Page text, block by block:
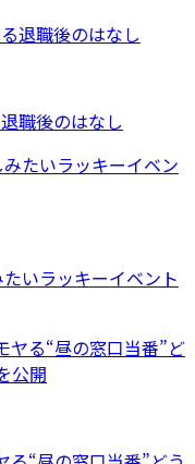
職後のはなし
いラッキーイベント